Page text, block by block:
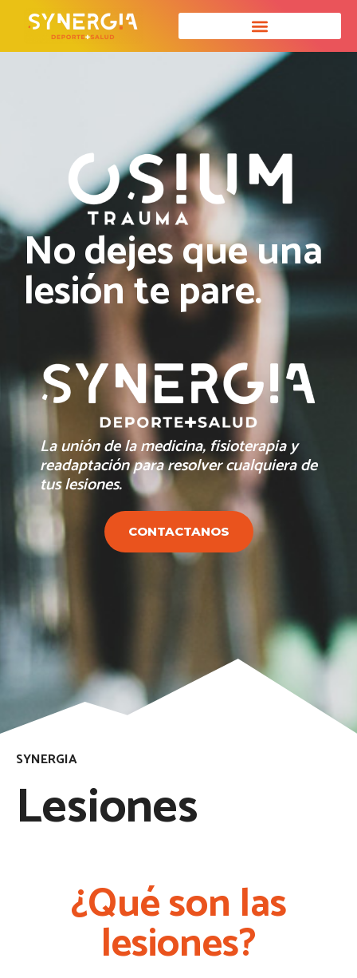
No dejes que una
lesión te pare.
La unión de la medicina, fisioterapia y
readaptación para resolver cualquiera de
tus lesiones.
CONTACTANOS
SYNERGIA
Lesiones
¿Qué son las
lesiones?